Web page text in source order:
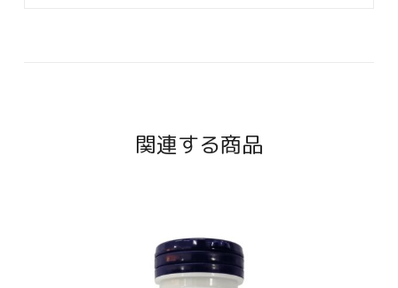
関連する商品